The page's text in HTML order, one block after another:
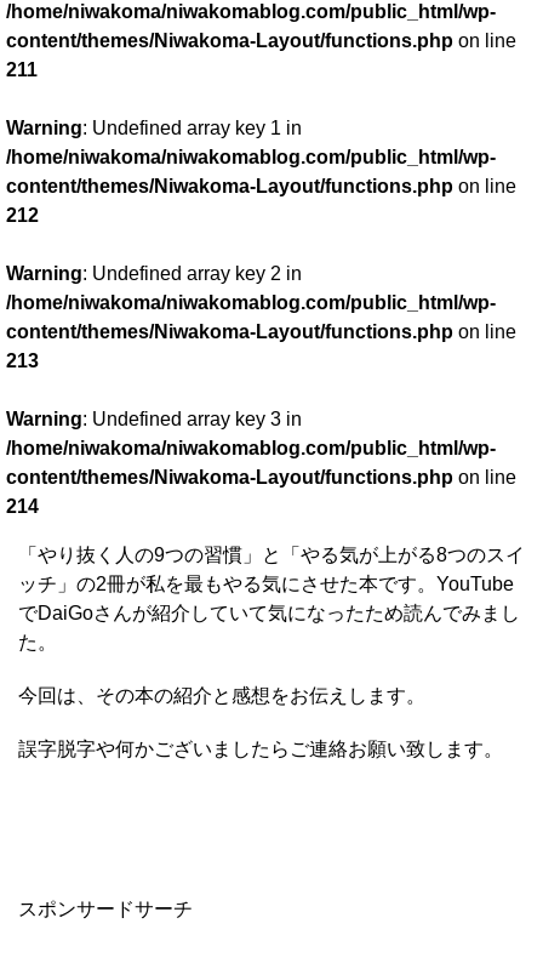
/home/niwakoma/niwakomablog.com/public_html/wp-
content/themes/Niwakoma-Layout/functions.php on line
211
Warning: Undefined array key 1 in
/home/niwakoma/niwakomablog.com/public_html/wp-
content/themes/Niwakoma-Layout/functions.php on line
212
Warning: Undefined array key 2 in
/home/niwakoma/niwakomablog.com/public_html/wp-
content/themes/Niwakoma-Layout/functions.php on line
213
Warning: Undefined array key 3 in
/home/niwakoma/niwakomablog.com/public_html/wp-
content/themes/Niwakoma-Layout/functions.php on line
214
「やり抜く人の9つの習慣」と「やる気が上がる8つのスイ
ッチ」の2冊が私を最もやる気にさせた本です。YouTube
でDaiGoさんが紹介していて気になったため読んでみまし
た。
今回は、その本の紹介と感想をお伝えします。
誤字脱字や何かございましたらご連絡お願い致します。
スポンサードサーチ